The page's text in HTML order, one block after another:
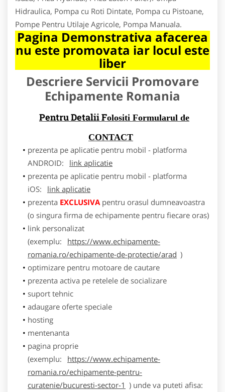
Hidraulica, Pompa cu Roti Dintate, Pompa cu Pistoane,
Pompe Pentru Utilaje Agricole, Pompa Manuala.
Pagina Demonstrativa afacerea
nu este promovata iar locul este
liber
Descriere Servicii Promovare
Echipamente Romania
Pentru Detalii Folositi Formularul de
CONTACT
prezenta pe aplicatie pentru mobil - platforma
ANDROID:
link aplicatie
prezenta pe aplicatie pentru mobil - platforma
iOS:
link aplicatie
prezenta EXCLUSIVApentru orasul dumneavoastra
(o singura firma de echipamente pentru fiecare oras)
link personalizat
(exemplu:
https://www.echipamente-
romania.ro/echipamente-de-protectie/arad )
optimizare pentru motoare de cautare
prezenta activa pe retelele de socializare
suport tehnic
adaugare oferte speciale
hosting
mentenanta
pagina proprie
(exemplu:
https://www.echipamente-
romania.ro/echipamente-pentru-
curatenie/bucuresti-sector-1 ) unde va puteti afisa: